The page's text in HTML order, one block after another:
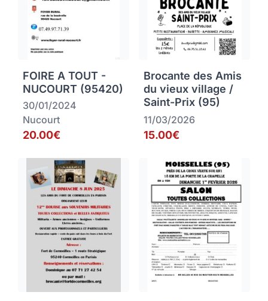
FOIRE A TOUT -
NUCOURT (95420)
30/01/2024
Nucourt
20.00€
Brocante des Amis
du vieux village /
Saint-Prix (95)
11/03/2026
15.00€